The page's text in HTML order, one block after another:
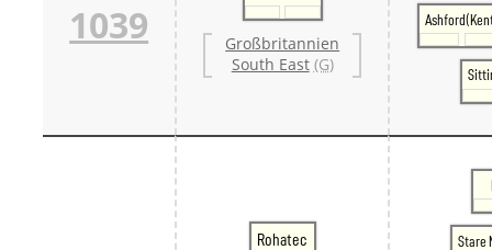
1039
Großbritannien
South East (G)
Rohatec Stare